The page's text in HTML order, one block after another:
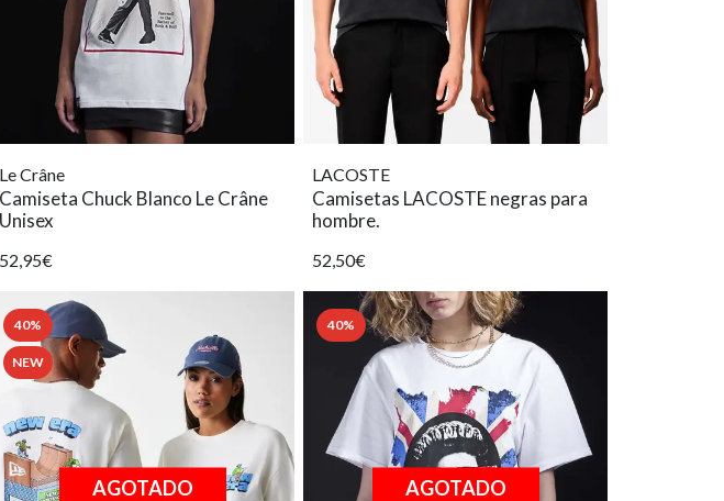
Le Crâne
Camiseta Chuck Blanco Le Crâne
Unisex
52,95€
LACOSTE
Camisetas LACOSTE negras para
hombre.
52,50€
40%
NEW
AGOTADO
40%
AGOTADO